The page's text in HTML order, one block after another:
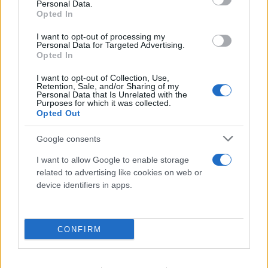
Personal Data.
Opted In
I want to opt-out of processing my
Personal Data for Targeted Advertising.
Opted In
I want to opt-out of Collection, Use,
Retention, Sale, and/or Sharing of my
Personal Data that Is Unrelated with the
Purposes for which it was collected.
Opted Out
Google consents
I want to allow Google to enable storage
related to advertising like cookies on web or
device identifiers in apps.
CONFIRM